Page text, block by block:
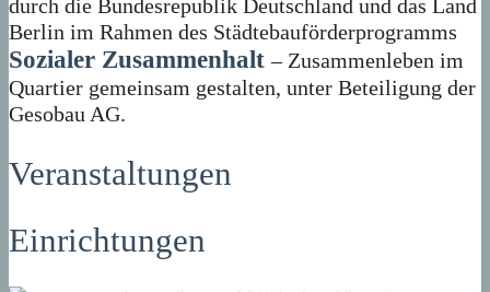
durch die Bundesrepublik Deutschland und das Land
Berlin im Rahmen des Städtebauförderprogramms
Sozialer Zusammenhalt – Zusammenleben im
Quartier gemeinsam gestalten, unter Beteiligung der
Gesobau AG.
Veranstaltungen
Einrichtungen